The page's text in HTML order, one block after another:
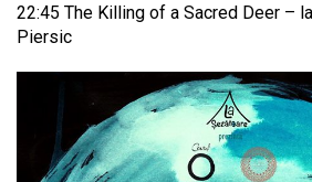
22:45 The Killing of a Sacred Deer –
Piersic